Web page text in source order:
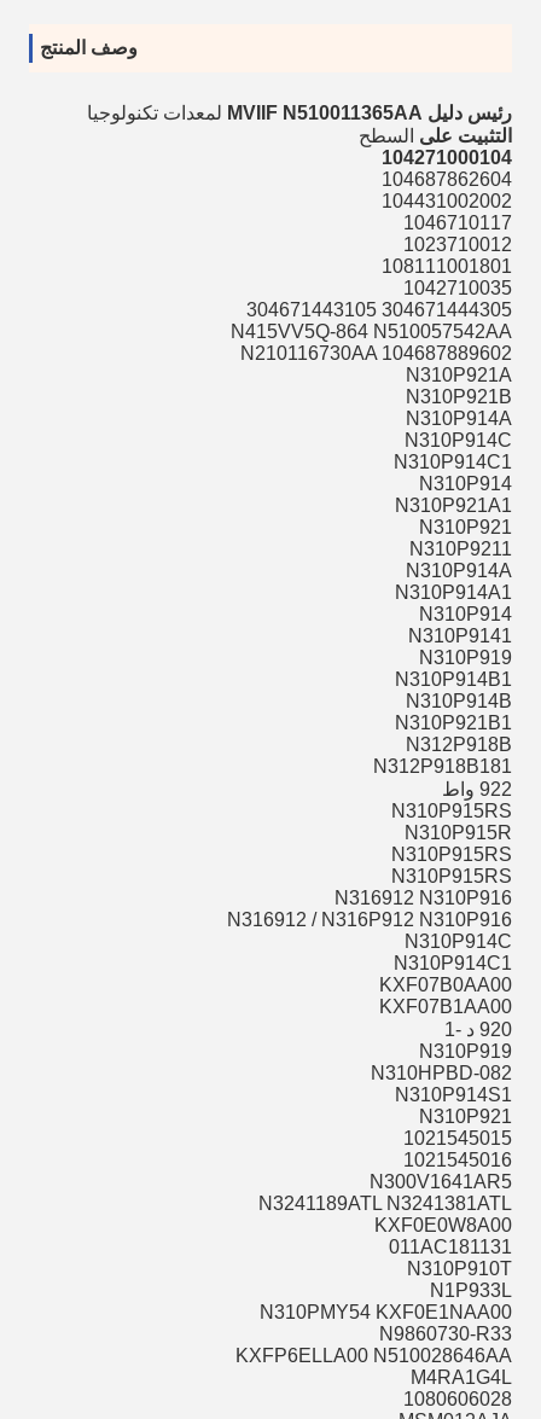
وصف المنتج
رئيس دليل MVIIF N510011365AA
لمعدات تكنولوجيا
التثبيت على السطح
104271000104
104687862604
104431002002
1046710117
1023710012
108111001801
1042710035
304671444305 304671443105
N415VV5Q-864 N510057542AA
N210116730AA 104687889602
N310P921A
N310P921B
N310P914A
N310P914C
N310P914C1
N310P914
N310P921A1
N310P921
N310P9211
N310P914A
N310P914A1
N310P914
N310P9141
N310P919
N310P914B1
N310P914B
N310P921B1
N312P918B
N312P918B181
922 واط
N310P915RS
N310P915R
N310P915RS
N310P915RS
N316912 N310P916
N316912 / N316P912 N310P916
N310P914C
N310P914C1
KXF07B0AA00
KXF07B1AA00
920 د -1
N310P919
N310HPBD-082
N310P914S1
N310P921
1021545015
1021545016
N300V1641AR5
N3241189ATL N3241381ATL
KXF0E0W8A00
011AC181131
N310P910T
N1P933L
N310PMY54 KXF0E1NAA00
N9860730-R33
KXFP6ELLA00 N510028646AA
M4RA1G4L
1080606028